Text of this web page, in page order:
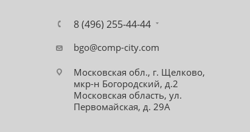
8 (496) 255-44-44
bgo@comp-city.com
Московская обл., г. Щелково,
мкр-н Богородский, д.2
Московская область, ул.
Первомайская, д. 29А